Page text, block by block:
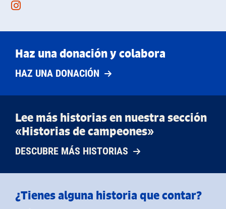
Instagram
Haz una donación y colabora
HAZ UNA DONACIÓN
Lee más historias en nuestra sección
«Historias de campeones»
DESCUBRE MÁS HISTORIAS
¿Tienes alguna historia que contar?